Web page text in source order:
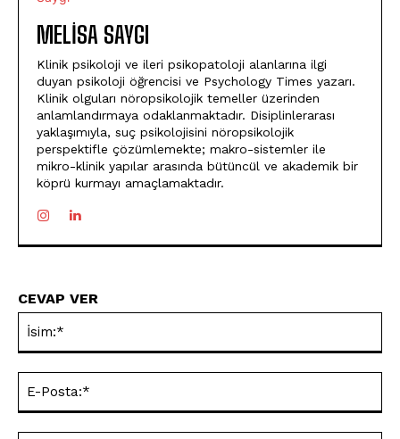
MELISA SAYGI
Klinik psikoloji ve ileri psikopatoloji alanlarına ilgi
duyan psikoloji öğrencisi ve Psychology Times yazarı.
Klinik olguları nöropsikolojik temeller üzerinden
anlamlandırmaya odaklanmaktadır. Disiplinlerarası
yaklaşımıyla, suç psikolojisini nöropsikolojik
perspektifle çözümlemekte; makro-sistemler ile
mikro-klinik yapılar arasında bütüncül ve akademik bir
köprü kurmayı amaçlamaktadır.
CEVAP VER